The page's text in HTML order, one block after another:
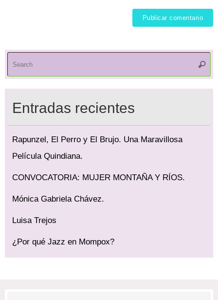
Entradas recientes
Rapunzel, El Perro y El Brujo. Una Maravillosa
Película Quindiana.
CONVOCATORIA: MUJER MONTAÑA Y RÍOS.
Mónica Gabriela Chávez.
Luisa Trejos
¿Por qué Jazz en Mompox?